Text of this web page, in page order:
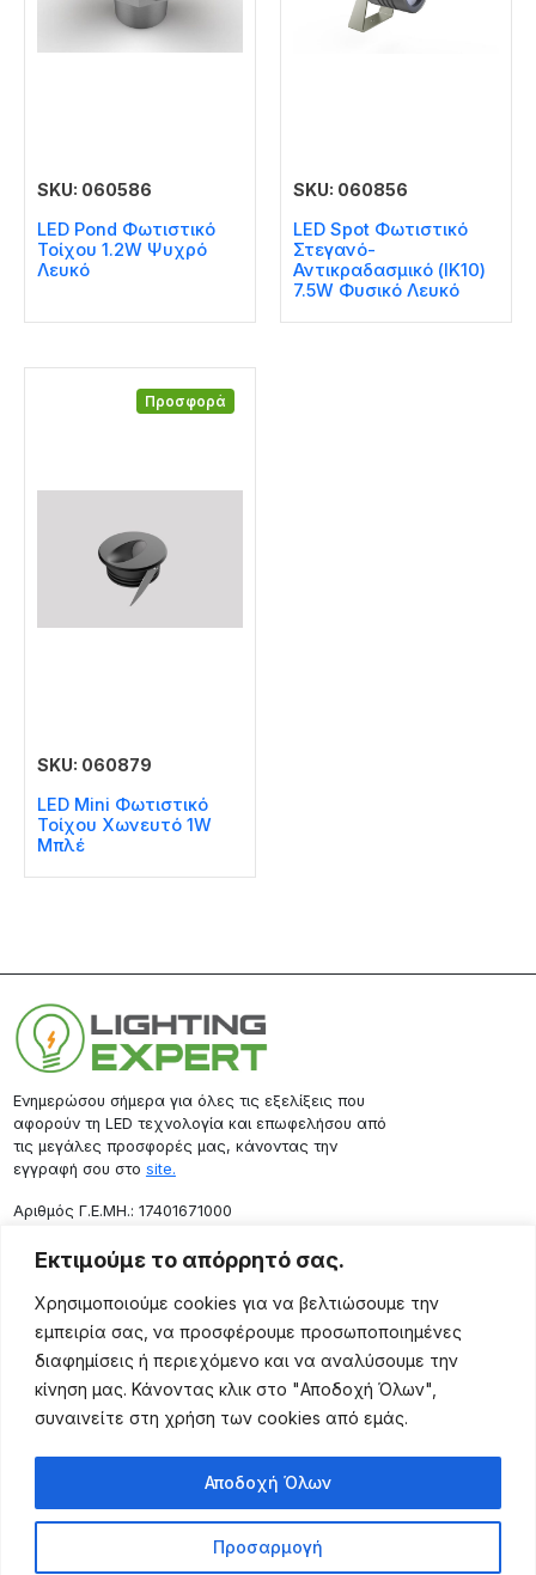
Εκτιμούμε το απόρρητό σας.
Χρησιμοποιούμε cookies για να βελτιώσουμε την
εμπειρία σας, να προσφέρουμε προσωποποιημένες
διαφημίσεις ή περιεχόμενο και να αναλύσουμε την
κίνηση μας. Κάνοντας κλικ στο "Αποδοχή Όλων",
συναινείτε στη χρήση των cookies από εμάς.
Προσαρμογή
Αποδοχή Όλων
SKU: 060586
LED Pond Φωτιστικό
Τοίχου 1.2W Ψυχρό
Λευκό
SKU: 060856
LED Spot Φωτιστικό
Στεγανό-
Αντικραδασμικό (IK10)
7.5W Φυσικό Λευκό
Προσφορά
SKU: 060879
LED Mini Φωτιστικό
Τοίχου Χωνευτό 1W
Μπλέ
Ενημερώσου σήμερα για όλες τις εξελίξεις που
αφορούν τη LED τεχνολογία και επωφελήσου από
τις μεγάλες προσφορές μας, κάνοντας την
εγγραφή σου στο site.
Aριθμός Γ.Ε.ΜΗ.: 17401671000
Επικοινωνία
Ρόδου 133, Αθήνα 10443
(+30) 211 725 5427
sales@lightingexpert.gr
Χρήσιμες Σελίδες
Προϊόντα